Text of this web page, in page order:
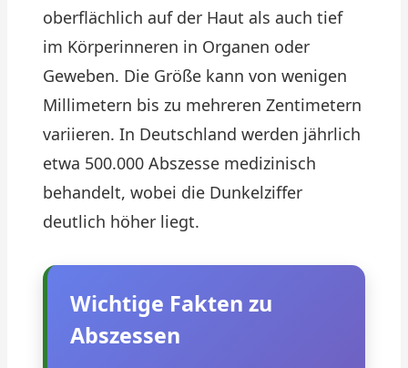
oberflächlich auf der Haut als auch tief
im Körperinneren in Organen oder
Geweben. Die Größe kann von wenigen
Millimetern bis zu mehreren Zentimetern
variieren. In Deutschland werden jährlich
etwa 500.000 Abszesse medizinisch
behandelt, wobei die Dunkelziffer
deutlich höher liegt.
Wichtige Fakten zu
Abszessen